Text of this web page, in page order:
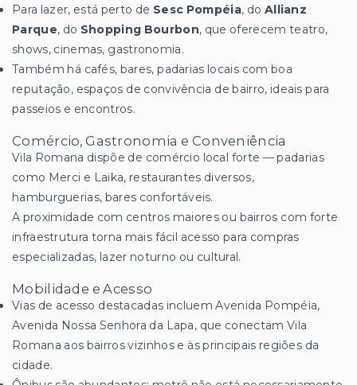
Para lazer, está perto de Sesc Pompéia, do Allianz
Parque, do Shopping Bourbon, que oferecem teatro,
shows, cinemas, gastronomia.
Também há cafés, bares, padarias locais com boa
reputação, espaços de convivência de bairro, ideais para
passeios e encontros.
Comércio, Gastronomia e Conveniência
Vila Romana dispõe de comércio local forte — padarias
como Merci e Laika, restaurantes diversos,
hamburguerias, bares confortáveis.
A proximidade com centros maiores ou bairros com forte
infraestrutura torna mais fácil acesso para compras
especializadas, lazer noturno ou cultural.
Mobilidade e Acesso
Vias de acesso destacadas incluem Avenida Pompéia,
Avenida Nossa Senhora da Lapa, que conectam Vila
Romana aos bairros vizinhos e às principais regiões da
cidade.